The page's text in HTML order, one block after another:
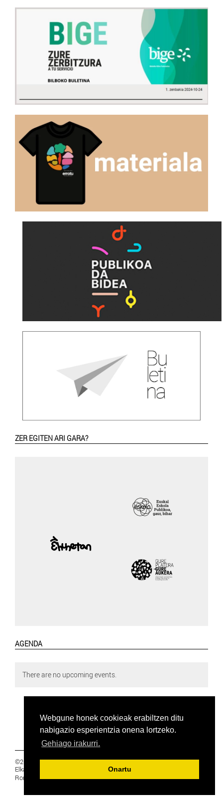
Webgune honek cookieak erabiltzen ditu
nabigazio esperientzia onena lortzeko.
Gehiago irakurri.
Onartu
ZER EGITEN ARI GARA?
AGENDA
There are no upcoming events.
©2019 Euskal Herriko Ikasleen Gurasoen
Elkartea -
Ronda 27, 1 Ezk, 48005 Bilbao, Bizkaia